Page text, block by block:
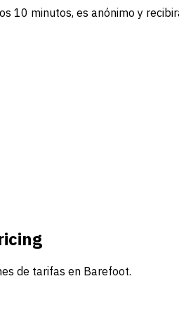
10 minutos, es anónimo y
de tarifas en Barefoot.